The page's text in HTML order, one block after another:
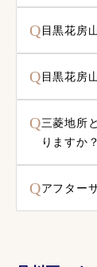
Q目黒花房
Q目黒花房
Q三菱地所
りますか？
Qアフター